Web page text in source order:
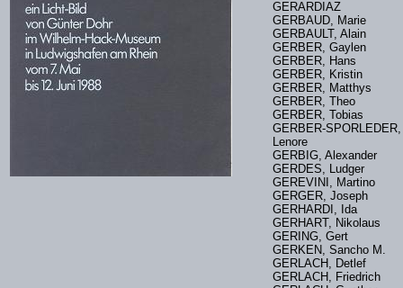
GERARDIAZ
GERBAUD, Marie
GERBAULT, Alain
GERBER, Gaylen
GERBER, Hans
GERBER, Kristin
GERBER, Matthys
GERBER, Theo
GERBER, Tobias
GERBER-SPORLEDER,
Lenore
GERBIG, Alexander
GERDES, Ludger
GEREVINI, Martino
GERGER, Joseph
GERHARDI, Ida
GERHART, Nikolaus
GERING, Gert
GERKEN, Sancho M.
GERLACH, Detlef
GERLACH, Friedrich